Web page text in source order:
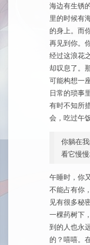
海边有生锈
里的时候有
的身上。而
再见到你。
经过这浪花
却叹息了。
可能构想一
日常的琐事
有时不知所
会，吃过午
你躺在
看它慢
午睡时，你
不能占有你
见有很多秘
一棵药树下
到的人也永
的？嘻嘻。